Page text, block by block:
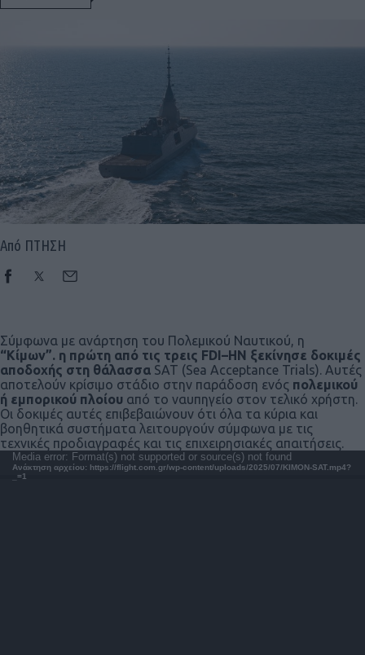
Από ΠΤΗΣΗ
Σύμφωνα με ανάρτηση του Πολεμικού Ναυτικού, η
“Κίμων”. η πρώτη από τις τρεις FDI–HN ξεκίνησε δοκιμές
αποδοχής στη θάλασσα SAT (Sea Acceptance Trials). Αυτές
αποτελούν κρίσιμο στάδιο στην παράδοση ενός πολεμικού
ή εμπορικού πλοίου από το ναυπηγείο στον τελικό χρήστη.
Οι δοκιμές αυτές επιβεβαιώνουν ότι όλα τα κύρια και
βοηθητικά συστήματα λειτουργούν σύμφωνα με τις
τεχνικές προδιαγραφές και τις επιχειρησιακές απαιτήσεις.
Πρόγραμμα
Αναπαραγωγής
Media error: Format(s) not supported or source(s) not found
Ανάκτηση αρχείου: https://flight.com.gr/wp-content/uploads/2025/07/KIMON-SAT.mp4?
_=1